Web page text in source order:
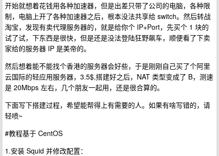
开始就想着花钱用各种加速器，但是出差只带了公司的电脑，各种限
制，电脑上开了各种加速器之后，根本没法共享给 switch。然后转战
淘宝，发现有卖代理服务器的，就是给你个 IP+Port，先买个 1 块的
试了试，下东西是很快，但是还是没法登陆狂野飙车，顺便看了下卖
家给的服务器 IP 是美帝的。
然后想着能不能找个香港的服务器会好些，于是刚刚自己买了个阿里
云国际的轻应用服务器，3.5$,搭建好之后，NAT 类型变成了 B，测速
是 20Mbps 左右，几个朋友一起用，还是很合算的。
下面写下搭建过程，希望能帮得上有需要的人。如果有啥写错的，请
轻喷~
#教程基于 CentOS
1.安装 Squid 并修改配置：